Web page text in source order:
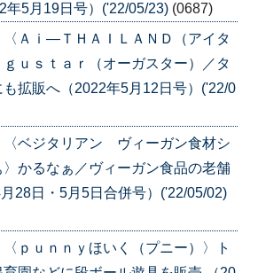
年5月19日号）('22/05/23) (0687)
Ａｉ―ＴＨＡＩＬＡＮＤ（アイタ
ｕｓｔａｒ（オーガスター）／タ
拡販へ（2022年5月12日号）('22/0
ベジタリアン ヴィーガン食材シ
かるなぁ／ヴィーガン食品の老舗
28日・5月5日合併号）('22/05/02)
ｐｕｎｎｙほいく（プニー）〉ト